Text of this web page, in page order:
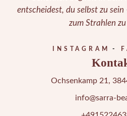
entscheidest, du selbst zu
zum Strahlen
INSTAGRAM
Ochsenkamp 21,
info@sarra-